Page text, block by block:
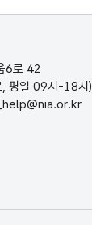
플랫폼
랫폼
털
6로 42
, 평일 09시-18시)